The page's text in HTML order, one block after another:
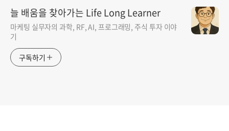
늘 배움을 찾아가는 Life Long Learner
마케팅 실무자의 과학, RF, AI, 프로그래밍, 주식 투자 이야
기
구독하기